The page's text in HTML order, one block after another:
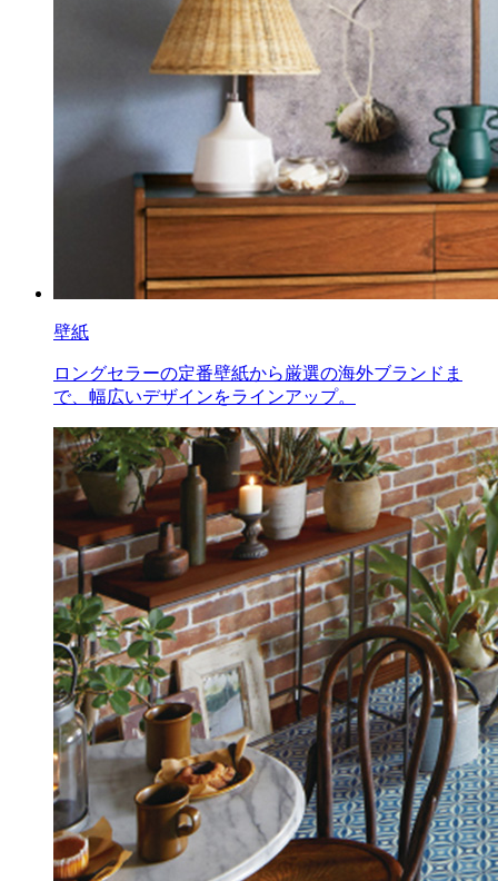
壁紙
ロングセラーの定番壁紙から厳選の海外ブランドま
で、幅広いデザインをラインアップ。